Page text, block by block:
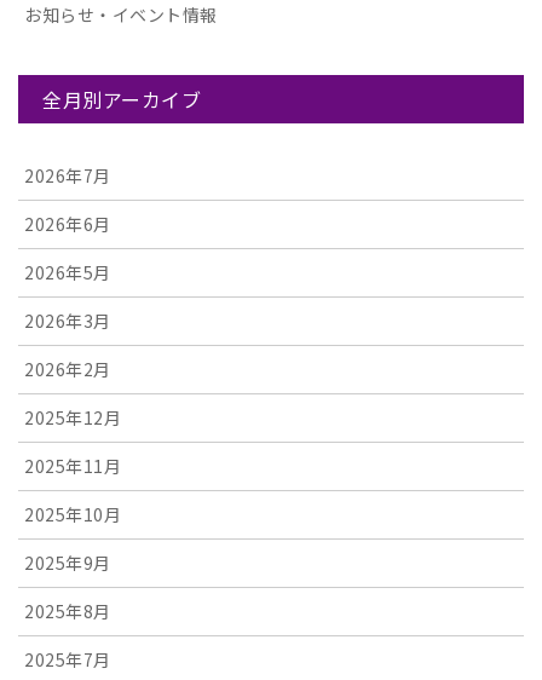
お知らせ・イベント情報
全月別アーカイブ
2026年7月
2026年6月
2026年5月
2026年3月
2026年2月
2025年12月
2025年11月
2025年10月
2025年9月
2025年8月
2025年7月